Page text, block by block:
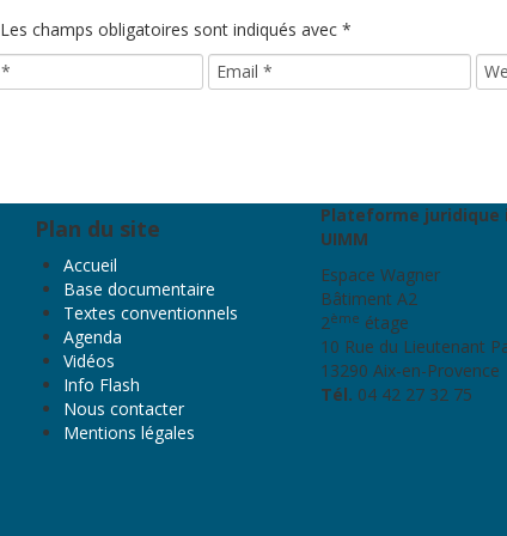
Les champs obligatoires sont indiqués avec *
Plan du site
Accueil
Base documentaire
Textes conventionnels
Agenda
Vidéos
Info Flash
Nous contacter
Mentions légales
Plateforme juridique
UIMM
Espace Wagner
Bâtiment A2
2ème étage
10 Rue du Lieutenant
13290 Aix-en-Provence
Tél. 04 42 27 32 75